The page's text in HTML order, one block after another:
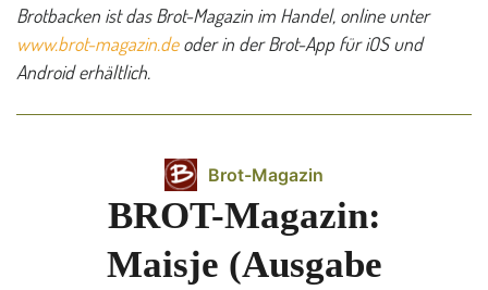
Brotbacken ist das Brot-Magazin im Handel, online unter
www.brot-magazin.deoder in der Brot-App für iOS und
Android erhältlich.
Brot-Magazin
BROT-Magazin:
Maisje (Ausgabe